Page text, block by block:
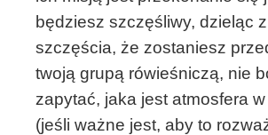
będziesz szczęśliwy, dzieląc
szczęścia, że zostaniesz
twoją grupą rówieśniczą, nie
zapytać, jaka jest atmosfera
(jeśli ważne jest, aby to